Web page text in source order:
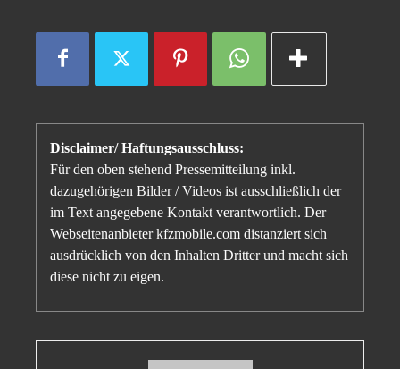
Disclaimer/ Haftungsausschluss:
Für den oben stehend Pressemitteilung inkl.
dazugehörigen Bilder / Videos ist ausschließlich der
im Text angegebene Kontakt verantwortlich. Der
Webseitenanbieter kfzmobile.com distanziert sich
ausdrücklich von den Inhalten Dritter und macht sich
diese nicht zu eigen.